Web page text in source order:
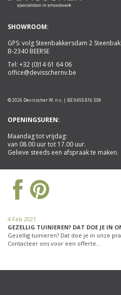
SHOWROOM:
GPS: volg Steenbakkersdam 2
B-2340 BEERSE
Tel: +32 (0)14 61 64 06
office@devisschernv.be
© 2026 Devisscher W. n.v. | BE 0455 816 559
OPENINGSUREN:
Maandag tot vrijdag:
van 08.00 uur tot 17.00 uur.
Gelieve steeds een afspraak te maken.
4 Feb 2021
GEZELLIG TUINIEREN? DAT DOE JE IN
Gezellig tuinieren? Dat doe je in onze
Contacteer ons voor een offerte…